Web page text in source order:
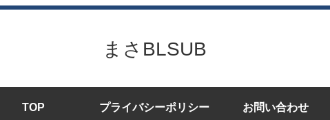
まさBLSUB
TOP プライバシーポリシー お問い合わせ